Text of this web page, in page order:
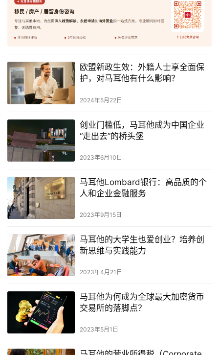
欧盟新政生效：外籍人士享全面保
护，对马耳他有什么影响？
2024年5月22日
创业门槛低，马耳他成为中国企业
“走出去”的桥头堡
2023年6月10日
马耳他Lombard银行：高品质的个
人和企业金融服务
2023年9月15日
马耳他的大学生也爱创业？培养创
新思维与实践能力
2023年4月21日
马耳他为何成为全球最大加密货币
交易所的落脚点？
2023年5月1日